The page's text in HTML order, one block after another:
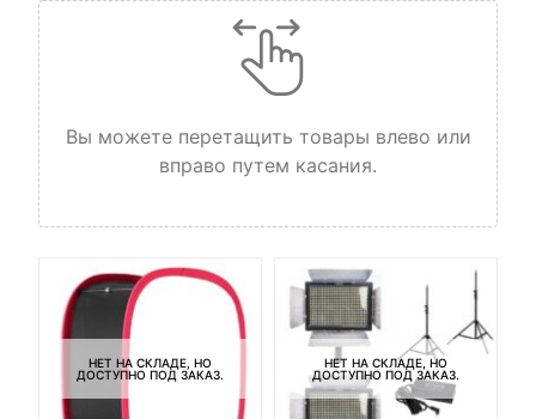
Вы можете перетащить товары влево или
вправо путем касания.
НЕТ НА СКЛАДЕ, НО
ДОСТУПНО ПОД ЗАКАЗ.
НЕТ НА СКЛАДЕ, НО
ДОСТУПНО ПОД ЗАКАЗ.